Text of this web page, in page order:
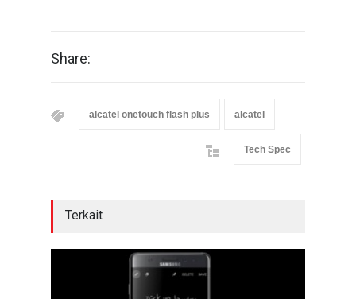
Share:
alcatel onetouch flash plus alcatel
Tech Spec
Terkait